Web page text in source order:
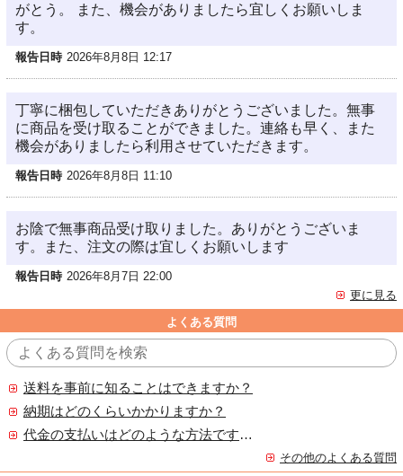
がとう。 また、機会がありましたら宜しくお願いしま
す。
報告日時 2026年8月8日 12:17
丁寧に梱包していただきありがとうございました。無事
に商品を受け取ることができました。連絡も早く、また
機会がありましたら利用させていただきます。
報告日時 2026年8月8日 11:10
お陰で無事商品受け取りました。ありがとうございま
す。また、注文の際は宜しくお願いします
報告日時 2026年8月7日 22:00
更に見る
よくある質問
送料を事前に知ることはできますか？
納期はどのくらいかかりますか？
代金の支払いはどのような方法ですか？
その他のよくある質問